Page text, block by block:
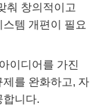
춰 창의적이고
템 개편이 필요
이디어를 가진
를 완화하고, 자
합니다.